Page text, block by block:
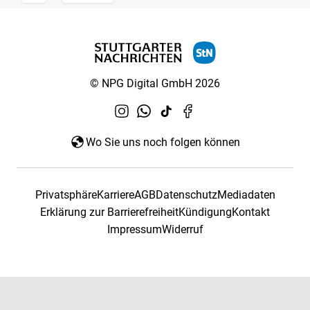
© NPG Digital GmbH 2026
Wo Sie uns noch folgen können
PrivatsphäreKarriereAGBDatenschutzMediadaten
Erklärung zur BarrierefreiheitKündigungKontakt
ImpressumWiderruf